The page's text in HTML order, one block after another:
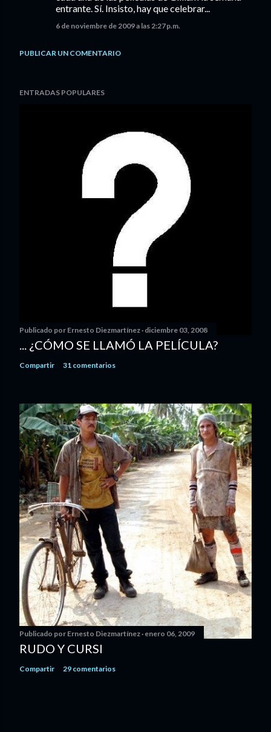
entrante. Sí. Insisto, hay que celebrar...
6 de noviembre de 2009 a las 2:27 p.m.
PUBLICAR UN COMENTARIO
ENTRADAS POPULARES
Publicado por Ernesto Diezmartínez diciembre 03, 2008
... ¿CÓMO SE LLAMÓ LA PELÍCULA?
Compartir 31 comentarios
Publicado por Ernesto Diezmartínez enero 06, 2009
RUDO Y CURSI
Compartir 29 comentarios